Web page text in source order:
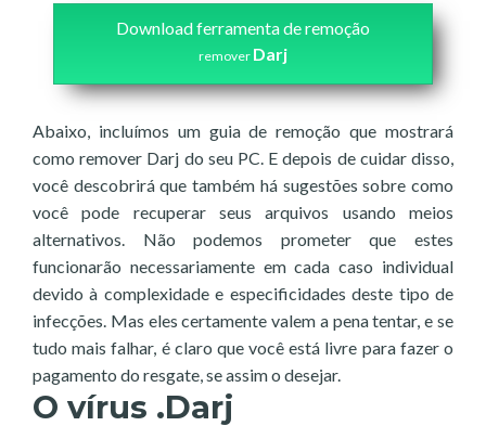
Download ferramenta de remoção
remover Darj
Abaixo, incluímos um guia de remoção que mostrará
como remover Darj do seu PC. E depois de cuidar disso,
você descobrirá que também há sugestões sobre como
você pode recuperar seus arquivos usando meios
alternativos. Não podemos prometer que estes
funcionarão necessariamente em cada caso individual
devido à complexidade e especificidades deste tipo de
infecções. Mas eles certamente valem a pena tentar, e se
tudo mais falhar, é claro que você está livre para fazer o
pagamento do resgate, se assim o desejar.
O vírus .Darj